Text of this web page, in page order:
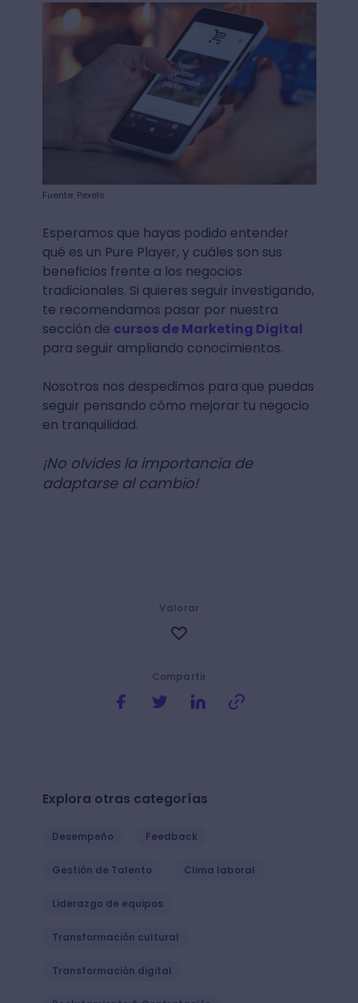
Fuente: Pexels
Esperamos que hayas podido entender
qué es un Pure Player, y cuáles son sus
beneficios frente a los negocios
tradicionales. Si quieres seguir investigando,
te recomendamos pasar por nuestra
sección de cursos de Marketing Digital
para seguir ampliando conocimientos.
Nosotros nos despedimos para que puedas
seguir pensando cómo mejorar tu negocio
en tranquilidad.
¡No olvides la importancia de
adaptarse al cambio!
Compartir
Valorar
Explora otras categorías
Desempeño Feedback
Gestión de Talento Clima laboral
Liderazgo de equipos
Transformación cultural
Transformación digital